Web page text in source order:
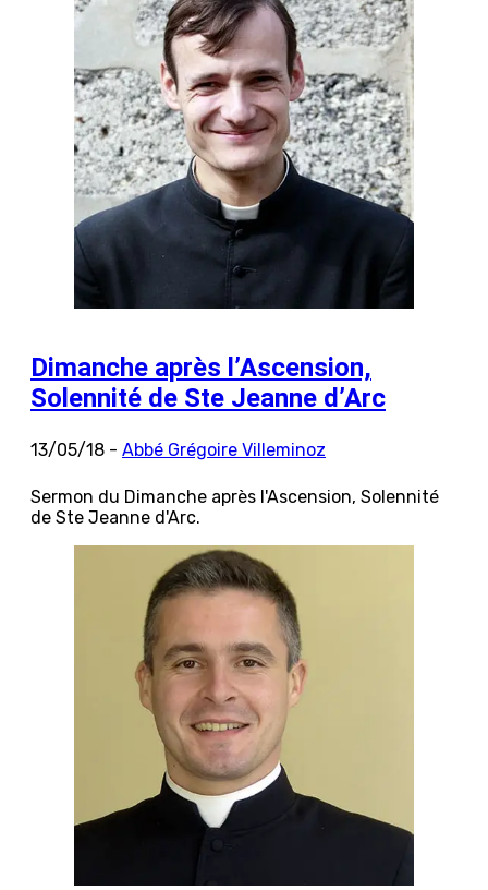
Dimanche après l’Ascension,
Solennité de Ste Jeanne d’Arc
13/05/18 - Abbé Grégoire Villeminoz
Sermon du Dimanche après l'Ascension, Solennité
de Ste Jeanne d'Arc.